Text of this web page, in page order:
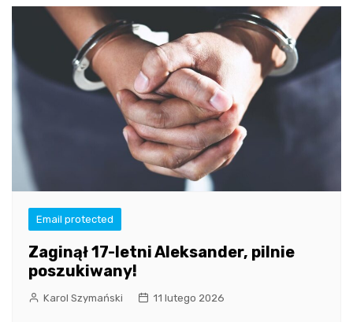
Email protected
Zaginął 17-letni Aleksander, pilnie
poszukiwany!
Karol Szymański 11 lutego 2026